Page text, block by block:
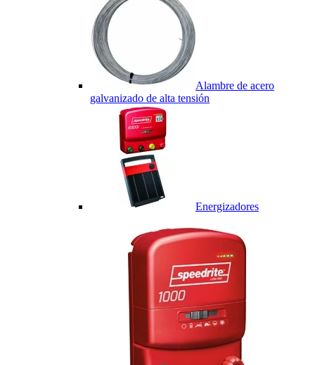
Alambre de acero
galvanizado de alta tensión
Energizadores